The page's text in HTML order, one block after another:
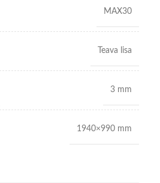
MAX30
Teava lisa
3 mm
1940×990 mm